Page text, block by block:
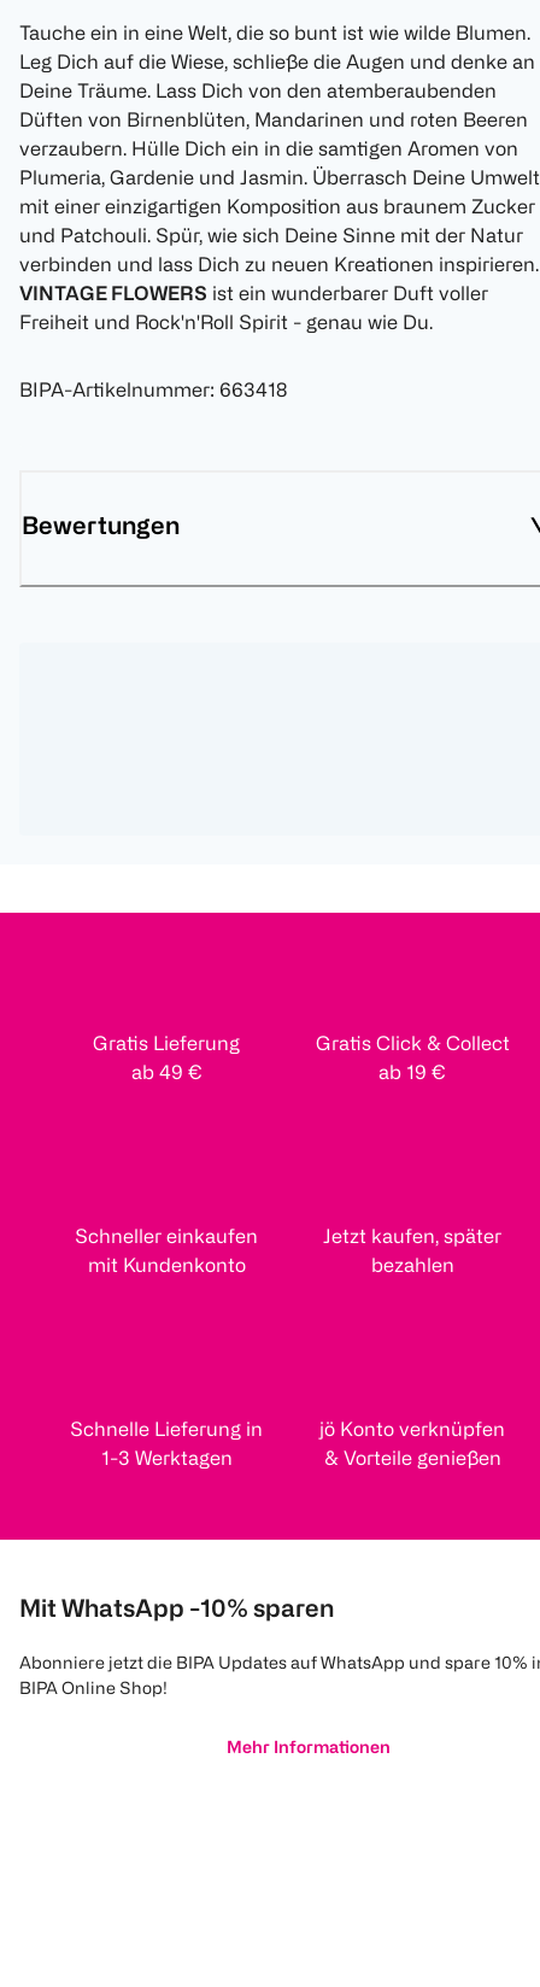
Tauche ein in eine Welt, die so bunt ist wie wilde Blumen.
Leg Dich auf die Wiese, schließe die Augen und denke an
Deine Träume. Lass Dich von den atemberaubenden
Düften von Birnenblüten, Mandarinen und roten Beeren
verzaubern. Hülle Dich ein in die samtigen Aromen von
Plumeria, Gardenie und Jasmin. Überrasch Deine Umwelt
mit einer einzigartigen Komposition aus braunem Zucker
und Patchouli. Spür, wie sich Deine Sinne mit der Natur
verbinden und lass Dich zu neuen Kreationen inspirieren.
VINTAGE FLOWERS ist ein wunderbarer Duft voller
Freiheit und Rock'n'Roll Spirit - genau wie Du.
BIPA-Artikelnummer: 663418
Bewertungen
Gratis Lieferung
ab 49 €
Gratis Click & Collect
ab 19 €
Schneller einkaufen
mit Kundenkonto
Jetzt kaufen, später
bezahlen
Schnelle Lieferung in
1-3 Werktagen
jö Konto verknüpfen
& Vorteile genießen
Mit WhatsApp -10% sparen
Abonniere jetzt die BIPA Updates auf WhatsApp und spare 10%
BIPA Online Shop!
Mehr Informationen